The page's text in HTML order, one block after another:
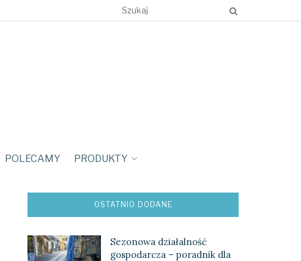
POLECAMY PRODUKTY
OSTATNIO DODANE
Sezonowa działalność
gospodarcza – poradnik dla